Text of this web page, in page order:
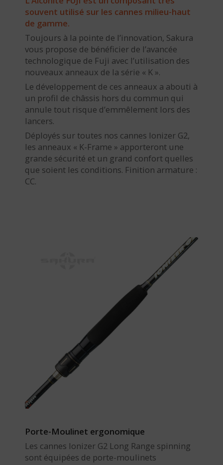
souvent utilisé sur les cannes milieu-haut
de gamme.
Toujours à la pointe de l’innovation, Sakura
vous propose de bénéficier de l’avancée
technologique de Fuji avec l’utilisation des
nouveaux anneaux de la série « K ».
Le développement de ces anneaux a abouti à
un profil de châssis hors du commun qui
annule tout risque d’emmêlement lors des
lancers.
Déployés sur toutes nos cannes Ionizer G2,
les anneaux « K-Frame » apporteront une
grande sécurité et un grand confort quelles
que soient les conditions. Finition armature :
CC.
Porte-Moulinet ergonomique
Les cannes Ionizer G2 Long Range spinning
sont équipées de porte-moulinets